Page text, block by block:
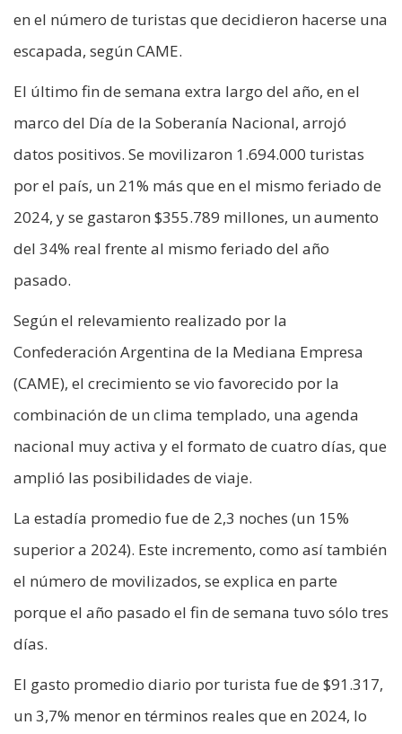
en el número de turistas que decidieron hacerse una
escapada, según CAME.
El último fin de semana extra largo del año, en el
marco del Día de la Soberanía Nacional, arrojó
datos positivos. Se movilizaron 1.694.000 turistas
por el país, un 21% más que en el mismo feriado de
2024, y se gastaron $355.789 millones, un aumento
del 34% real frente al mismo feriado del año
pasado.
Según el relevamiento realizado por la
Confederación Argentina de la Mediana Empresa
(CAME), el crecimiento se vio favorecido por la
combinación de un clima templado, una agenda
nacional muy activa y el formato de cuatro días, que
amplió las posibilidades de viaje.
La estadía promedio fue de 2,3 noches (un 15%
superior a 2024). Este incremento, como así también
el número de movilizados, se explica en parte
porque el año pasado el fin de semana tuvo sólo tres
días.
El gasto promedio diario por turista fue de $91.317,
un 3,7% menor en términos reales que en 2024, lo